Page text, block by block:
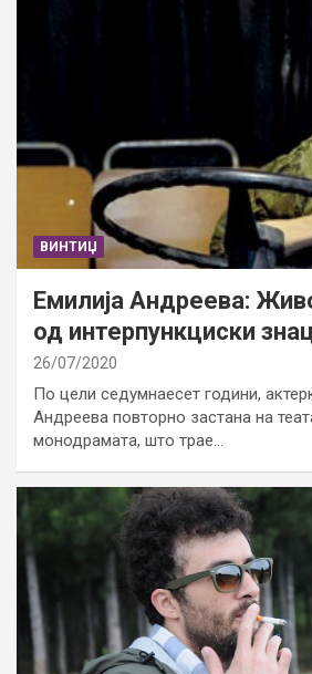
ВИНТИЏ
Емилија Андреева:
од интерпункциски
26/07/2020
По цели седумнаесет години,
Андреева повторно застана на
монодрамата, што трае…